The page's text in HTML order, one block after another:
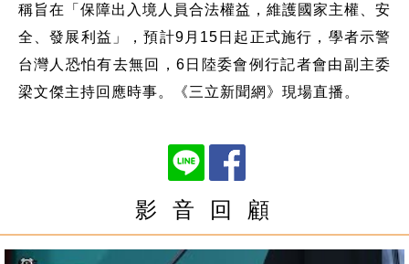
稱旨在「保障出入境人員合法權益，維護國家主權、安
全、發展利益」，預計9月15日起正式施行，學者示警
台灣人恐怕有去無回，6日陸委會例行記者會由副主委
梁文傑主持回應時事。《三立新聞網》現場直播。
影 音 回 顧